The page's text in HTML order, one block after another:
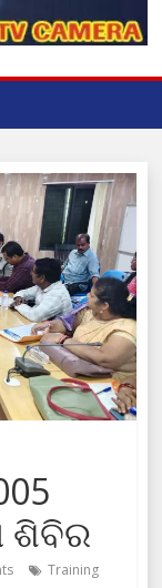
ଶିବିର
Training